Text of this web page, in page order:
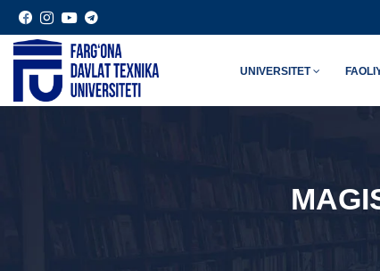
UNIVERSITET